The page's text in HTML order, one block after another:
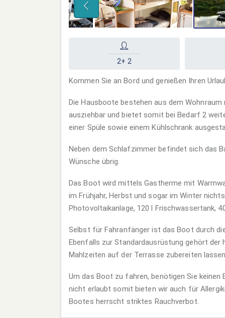
2+ 2
Kommen Sie an Bord und genießen Ihren
Die Hausboote bestehen aus dem
ausziehbar und bietet somit bei Bedarf 2
einer Spüle sowie einem Kühlschrank
Neben dem Schlafzimmer befindet sich das
Wünsche übrig.
Das Boot wird mittels Gastherme mit
im Frühjahr, Herbst und sogar im Winter
Photovoltaikanlage, 120 l Frischwassertank,
Selbst für Fahranfänger ist das Boot durch
Ebenfalls zur Standardausrüstung gehört
Mahlzeiten auf der Terrasse zubereiten
Um das Boot zu fahren, benötigen Sie
nicht erlaubt somit bieten wir auch für
Bootes herrscht striktes Rauchverbot.